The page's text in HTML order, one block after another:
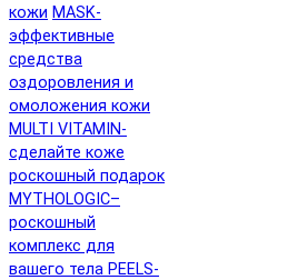
кожи MASK-
эффективные
средства
оздоровления и
омоложения кожи
MULTI VITAMIN-
сделайте коже
роскошный подарок
MYTHOLOGIC–
роскошный
комплекс для
вашего тела PEELS-